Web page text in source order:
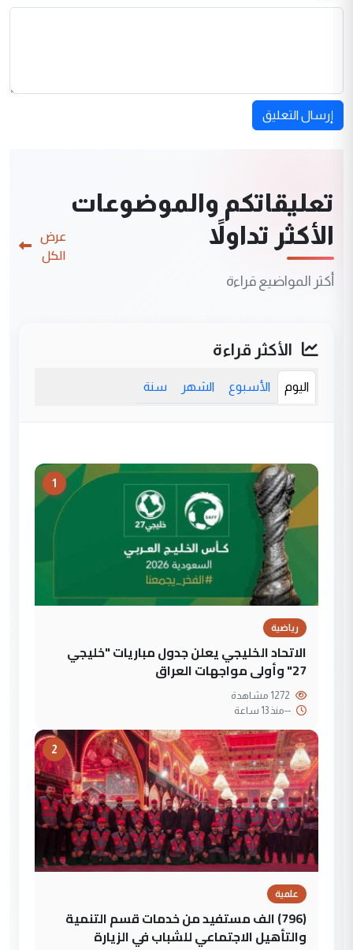
إرسال التعليق
تعليقاتكم والموضوعات
الأكثر تداولاً
أكثر المواضيع قراءة
عرض
الكل
الأكثر قراءة
اليوم الأسبوع الشهر سنة
1
رياضية
الاتحاد الخليجي يعلن جدول مباريات "خليجي
27" وأولى مواجهات العراق
--منذ 13 ساعة
2
علمية
(796) الف مستفيد من خدمات قسم التنمية
والتأهيل الاجتماعي للشباب في الزيارة